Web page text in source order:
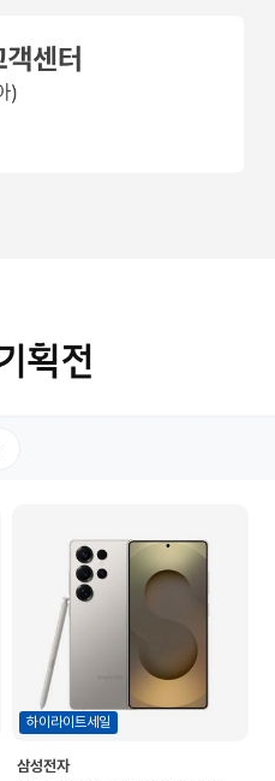
하이라이트세일
삼성전자